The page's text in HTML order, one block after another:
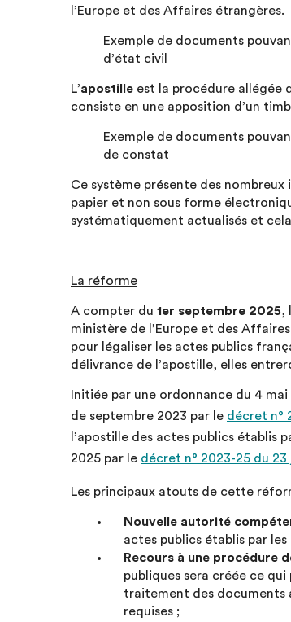
l’Europe et des Affaires étrangères.
Exemple de documents
d’état civil
L’apostille est la procédure allégée
consiste en une apposition d’un
Exemple de documents
de constat
Ce système présente des
papier et non sous forme
systématiquement actualisés et
La réforme
A compter du 1er septembre 2025,
ministère de l’Europe et des
pour légaliser les actes publics
délivrance de l’apostille, elles
Initiée par une ordonnance du 4
de septembre 2023 par le décret n°
l’apostille des actes publics établis
2025 par le décret n° 2023-25 du 23
Les principaux atouts de cette
Nouvelle autorité
actes publics établis par
Recours à une procédure
publiques sera créée ce
traitement des documents
requises ;